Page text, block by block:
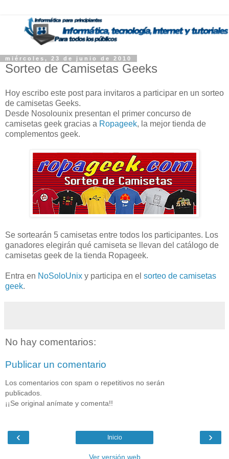
miércoles, 23 de junio de 2010
Sorteo de Camisetas Geeks
Hoy escribo este post para invitaros a participar en un sorteo
de camisetas Geeks.
Desde Nosolounix presentan el primer concurso de
camisetas geek gracias a Ropageek, la mejor tienda de
complementos geek.
Se sortearán 5 camisetas entre todos los participantes. Los
ganadores elegirán qué camiseta se llevan del catálogo de
camisetas geek de la tienda Ropageek.
Entra en NoSoloUnix y participa en el sorteo de camisetas
geek.
No hay comentarios:
Publicar un comentario
Los comentarios con spam o repetitivos no serán
publicados.
¡¡Se original anímate y comenta!!
‹ ›
Inicio
Ver versión web